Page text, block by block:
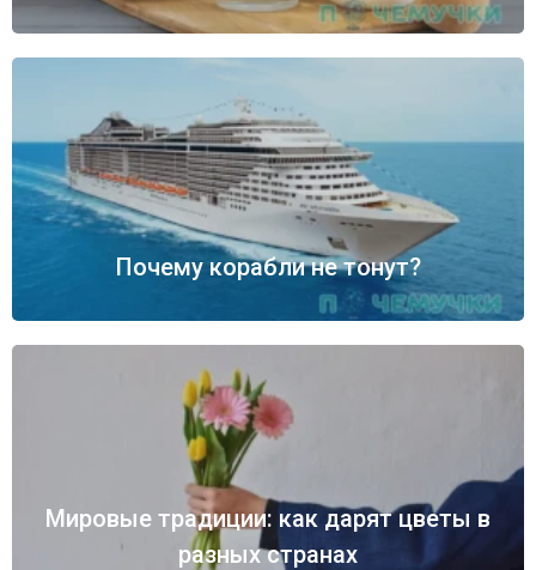
Почему корабли не тонут?
Мировые традиции: как дарят цветы в
разных странах